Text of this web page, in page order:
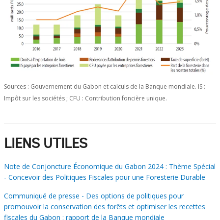
Sources : Gouvernement du Gabon et calculs de la Banque mondiale. IS :
Impôt sur les sociétés ; CFU : Contribution foncière unique.
LIENS UTILES
Note de Conjoncture Économique du Gabon 2024 : Thème Spécial
- Concevoir des Politiques Fiscales pour une Foresterie Durable
Communiqué de presse - Des options de politiques pour
promouvoir la conservation des forêts et optimiser les recettes
fiscales du Gabon : rapport de la Banque mondiale